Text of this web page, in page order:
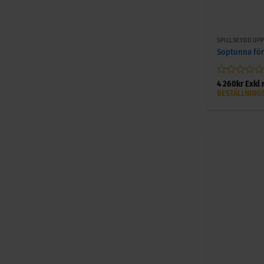
SPILLSKYDD
Soptunna
Betygsatt
0
4 260 kr Exkl